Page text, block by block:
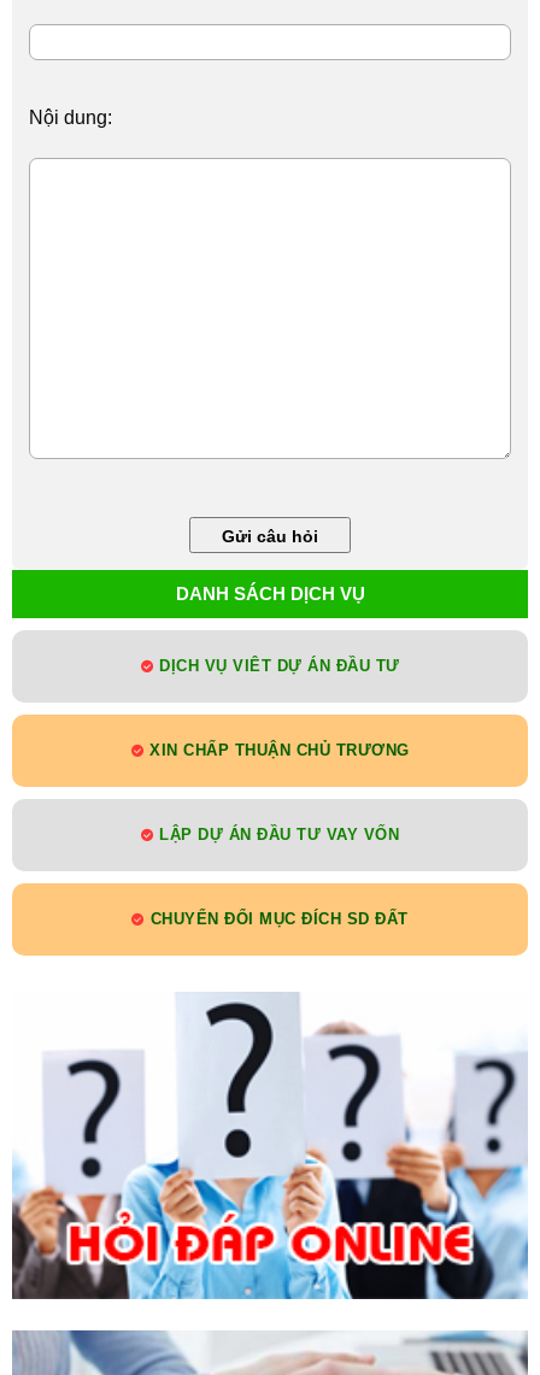
Nội dung:
DANH SÁCH DỊCH VỤ
DỊCH VỤ VIÊT DỰ ÁN ĐẦU TƯ
XIN CHẤP THUẬN CHỦ TRƯƠNG
LẬP DỰ ÁN ĐẦU TƯ VAY VỐN
CHUYỂN ĐỔI MỤC ĐÍCH SD ĐẤT